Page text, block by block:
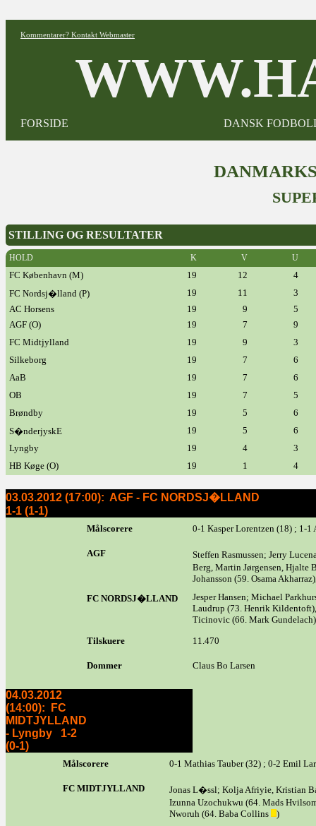
Kommentarer? Kontakt Webmaster
FORSIDE DANSK
STILLING OG RESULTATER
HOLD K V U
FC København (M) 19 12
4
FC Nordsj�lland (P)
19 11
3
AC Horsens
19 9
5
AGF (O)
19 7
9
FC Midtjylland
19 9
3
Silkeborg
19 7
6
AaB
19 7
6
OB
19 7
5
Brøndby
19 5
6
S�nderjyskE
19 5
6
Lyngby
19 4
3
HB Køge (O)
19 1 4
03.03.2012 (17:00): AGF - FC NORDSJ�LLAND
1-1 (1-1)
Målscorere 0-1 Kasper Lorentzen (18) ; 1-1
AGF
Steffen Rasmussen; Jerry
Berg, Martin Jørgensen, Hjalte
Johansson (59. Osama
FC NORDSJ�LLAND
Jesper Hansen; Michael
Laudrup (73. Henrik
Ticinovic (66. Mark
Tilskuere
11.470
Dommer Claus Bo Larsen
04.03.2012
(14:00): FC
MIDTJYLLAND
- Lyngby 1-2
(0-1)
Målscorere 0-1 Mathias Tauber (32) ; 0-2 Emil
FC MIDTJYLLAND
Jonas L�ssl; Kolja Afriyie, Kristian
Izunna Uzochukwu (64. Mads
Nworuh (64. Baba Collins
)